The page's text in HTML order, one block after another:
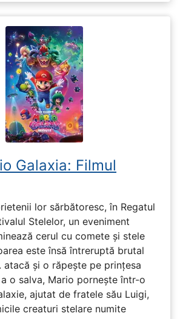
Galaxia: Filmul
lor sărbătoresc, în Regatul
Stelelor, un eveniment
cerul cu comete și stele
este însă întreruptă brutal
atacă și o răpește pe prinţesa
a o salva, Mario pornește într-o
ajutat de fratele său Luigi,
creaturi stelare numite